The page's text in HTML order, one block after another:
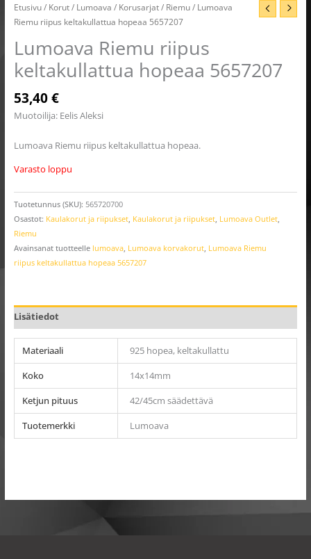
Etusivu/ Korut/ Lumoava / Korusarjat/ Riemu/ Lumoava
Riemu riipus keltakullattua hopeaa 5657207
Lumoava Riemu riipus
keltakullattua hopeaa 5657207
53,40€
Muotoilija: Eelis Aleksi
Lumoava Riemu riipus keltakullattua hopeaa.
Varasto loppu
Tuotetunnus (SKU): 565720700
Osastot: Kaulakorut ja riipukset, Kaulakorut ja riipukset, Lumoava Outlet,
Riemu
Avainsanat tuotteelle lumoava, Lumoava korvakorut, Lumoava Riemu
riipus keltakullattua hopeaa 5657207
Lisätiedot
Materiaali
925 hopea, keltakullattu
Koko
14x14mm
Ketjun pituus
42/45cm säädettävä
Tuotemerkki
Lumoava